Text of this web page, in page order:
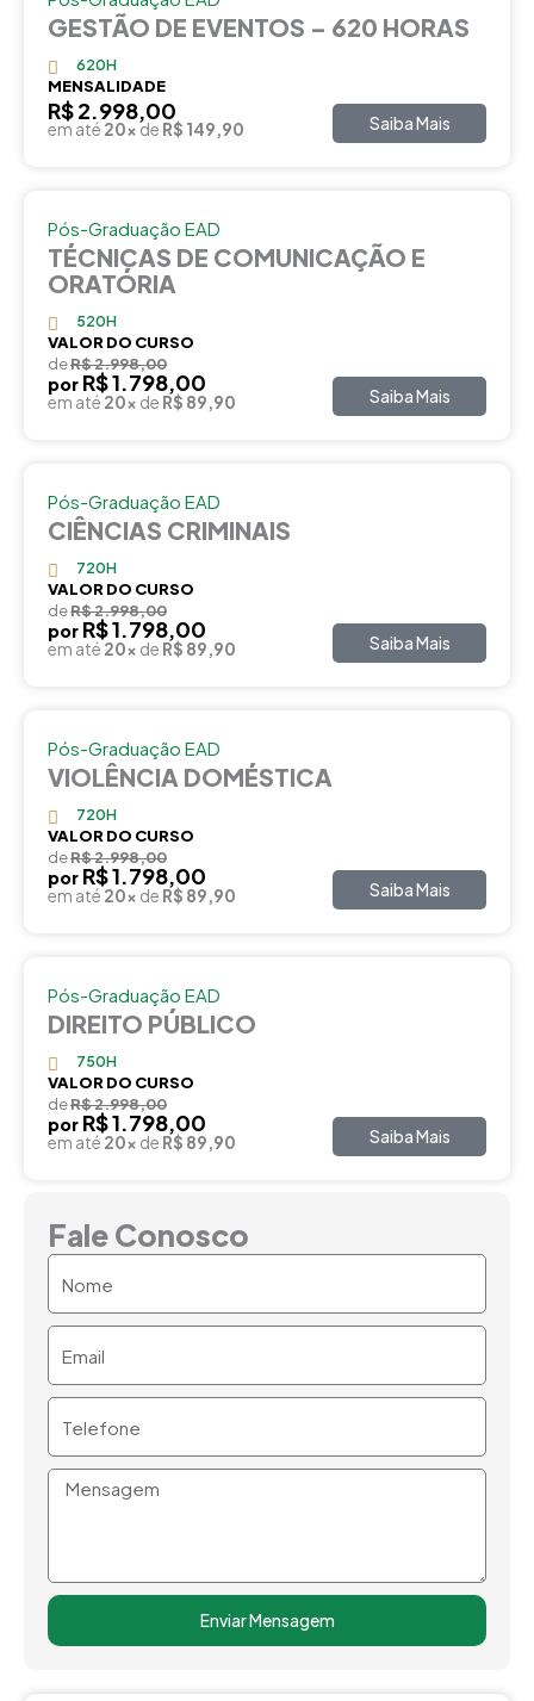
GESTÃO DE EVENTOS – 620 HORAS
620H
MENSALIDADE
R$ 2.998,00
em até 20xde R$ 149,90 Saiba Mais
Pós-Graduação EAD
TÉCNICAS DE COMUNICAÇÃO E
ORATÓRIA
520H
VALOR DO CURSO
deR$ 2.998,00
por R$ 1.798,00
em até 20x de R$ 89,90 Saiba Mais
Pós-Graduação EAD
CIÊNCIAS CRIMINAIS
720H
VALOR DO CURSO
deR$ 2.998,00
por R$ 1.798,00
em até 20x de R$ 89,90 Saiba Mais
Pós-Graduação EAD
VIOLÊNCIA DOMÉSTICA
720H
VALOR DO CURSO
deR$ 2.998,00
por R$ 1.798,00
em até 20x de R$ 89,90 Saiba Mais
Pós-Graduação EAD
DIREITO PÚBLICO
750H
VALOR DO CURSO
deR$ 2.998,00
por R$ 1.798,00
em até 20x de R$ 89,90 Saiba Mais
Fale Conosco
Mensagem
Enviar Mensagem